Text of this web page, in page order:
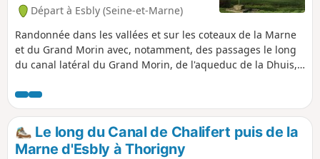
Départ à Esbly (Seine-et-Marne)
Randonnée dans les vallées et sur les coteaux de la Marne
et du Grand Morin avec, notamment, des passages le long
du canal latéral du Grand Morin, de l'aqueduc de la Dhuis,
de vue sur la campagne environnante et découverte de
quelques éléments du patrimoine dans les villages
traversés.
Le long du Canal de Chalifert puis de la
Marne d'Esbly à Thorigny